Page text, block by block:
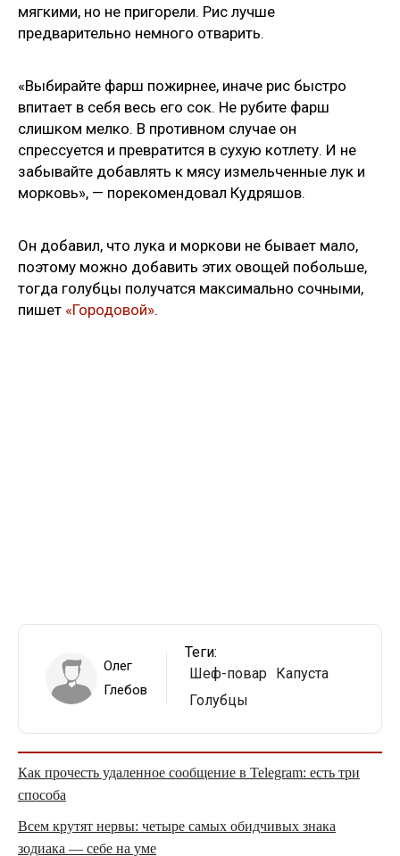
мягкими, но не пригорели. Рис лучше
предварительно немного отварить.
«Выбирайте фарш пожирнее, иначе рис быстро
впитает в себя весь его сок. Не рубите фарш
слишком мелко. В противном случае он
спрессуется и превратится в сухую котлету. И не
забывайте добавлять к мясу измельченные лук и
морковь», — порекомендовал Кудряшов.
Он добавил, что лука и моркови не бывает мало,
поэтому можно добавить этих овощей побольше,
тогда голубцы получатся максимально сочными,
пишет «Городовой».
Олег
Глебов
Теги:
Шеф-повар
Капуста
Голубцы
Как прочесть удаленное сообщение в Telegram: есть три
способа
Всем крутят нервы: четыре самых обидчивых знака
зодиака — себе на уме